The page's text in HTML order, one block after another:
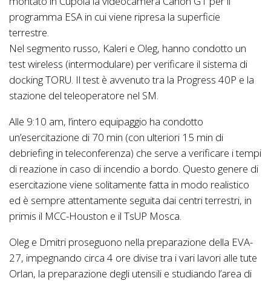
programma ESA in cui viene ripresa la superficie
terrestre.
Nel segmento russo, Kaleri e Oleg, hanno condotto un
test wireless (intermodulare) per verificare il sistema di
docking TORU. Il test è avvenuto tra la Progress 40P e la
stazione del teleoperatore nel SM.
Alle 9:10 am, l’intero equipaggio ha condotto
un’esercitazione di 70 min (con ulteriori 15 min di
debriefing in teleconferenza) che serve a verificare i tempi
di reazione in caso di incendio a bordo. Questo genere di
esercitazione viene solitamente fatta in modo realistico
ed è sempre attentamente seguita dai centri terrestri, in
primis il MCC-Houston e il TsUP Mosca.
Oleg e Dmitri proseguono nella preparazione della EVA-
27, impegnando circa 4 ore divise tra i vari lavori alle tute
Orlan, la preparazione degli utensili e studiando l’area di